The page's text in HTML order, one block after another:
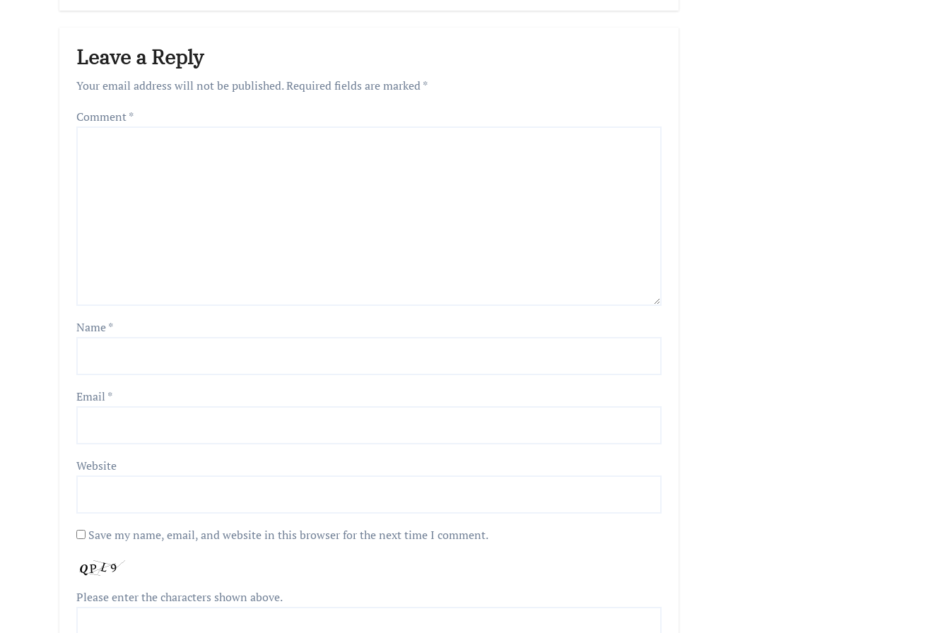
Leave a Reply
Your email address will not be published.Required fields are marked*
Comment*
Name*
Email *
Website
Save my name, email, and website in this browser for the next time I comment.
Please enter the characters shown above.